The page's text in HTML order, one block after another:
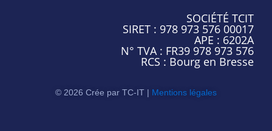
d
i
n
SOCIÉTÉ TCIT
SIRET : 978 973 576 00017
APE : 6202A
N° TVA : FR39 978 973 576
RCS : Bourg en Bresse
© 2026 Crée par TC-IT | Mentions légales